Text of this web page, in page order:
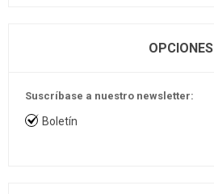
OPCIONES
Suscríbase a nuestro newsletter:
Boletín